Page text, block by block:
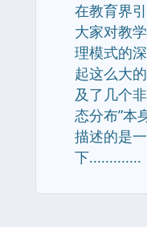
在教育界
大家对教
理模式的
起这么大
及了几个
态分布”本
描述的是
下.............